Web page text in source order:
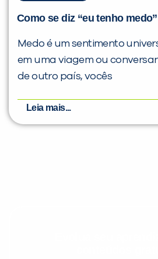
Como se diz “eu tenho
Medo é um sentimento
em uma viagem ou
de outro país, vocês
Leia mais...